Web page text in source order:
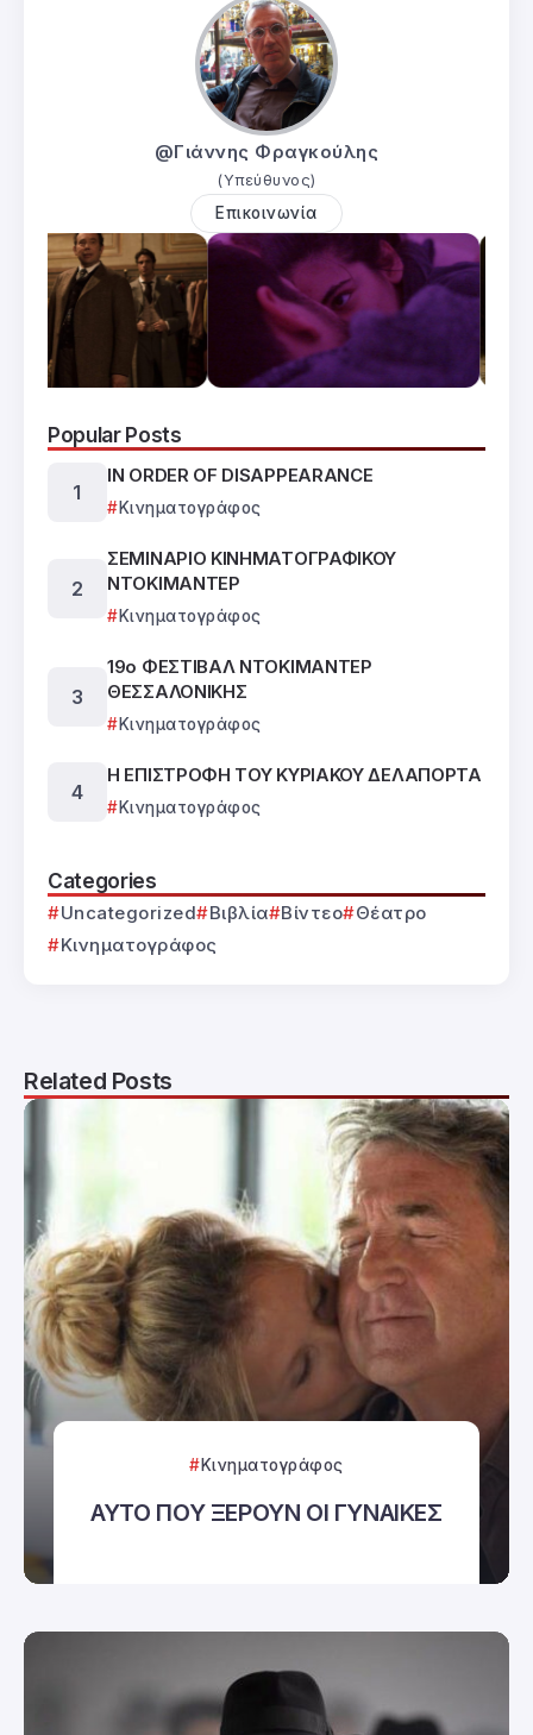
@Γιάννης Φραγκούλης
(Υπεύθυνος)
Επικοινωνία
Popular Posts
IN ORDER OF DISAPPEARANCE
Κινηματογράφος
ΣΕΜΙΝΑΡΙΟ ΚΙΝΗΜΑΤΟΓΡΑΦΙΚΟΥ
ΝΤΟΚΙΜΑΝΤΕΡ
Κινηματογράφος
19ο ΦΕΣΤΙΒΑΛ ΝΤΟΚΙΜΑΝΤΕΡ
ΘΕΣΣΑΛΟΝΙΚΗΣ
Κινηματογράφος
Η ΕΠΙΣΤΡΟΦΗ ΤΟΥ ΚΥΡΙΑΚΟΥ ΔΕΛΑΠΟΡΤΑ
Κινηματογράφος
Categories
Uncategorized Βιβλία Βίντεο
Θέατρο
Κινηματογράφος
Related Posts
Κινηματογράφος
ΑΥΤΟ ΠΟΥ ΞΕΡΟΥΝ ΟΙ ΓΥΝΑΙΚΕΣ